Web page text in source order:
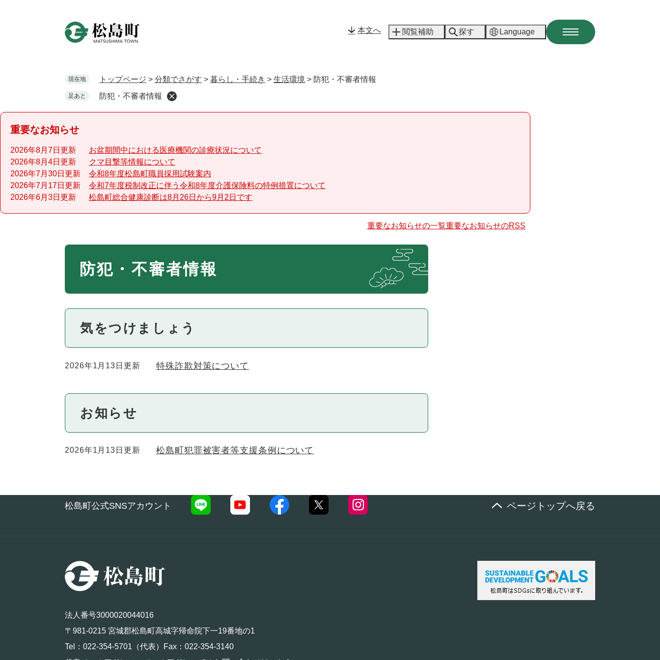
本文へ 閲覧補助 探す Language
現在地 トップページ > 分類でさがす > 暮らし・手続き > 生活環境 > 防犯・不審者情報
足あと 防犯・不審者情報
重要なお知らせ
2026年8月7日更新
お盆期間中における医療機関の診療状況について
2026年8月4日更新
クマ目撃等情報について
2026年7月30日更新
令和8年度松島町職員採用試験案内
2026年7月17日更新
令和7年度税制改正に伴う令和8年度介護保険料の特例措置について
2026年6月3日更新
松島町総合健康診断は8月26日から9月2日です
重要なお知らせの一覧重要なお知らせのRSS
防犯・不審者情報
気をつけましょう
2026年1月13日更新 特殊詐欺対策について
お知らせ
2026年1月13日更新 松島町犯罪被害者等支援条例について
松島町公式SNSアカウント ページトップへ戻る
法人番号3000020044016
〒981-0215 宮城郡松島町高城字帰命院下一19番地の1
Tel：022-354-5701（代表）Fax：022-354-3140